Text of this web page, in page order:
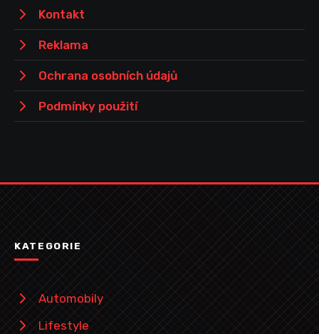
Kontakt
Reklama
Ochrana osobních údajů
Podmínky použití
KATEGORIE
Automobily
Lifestyle